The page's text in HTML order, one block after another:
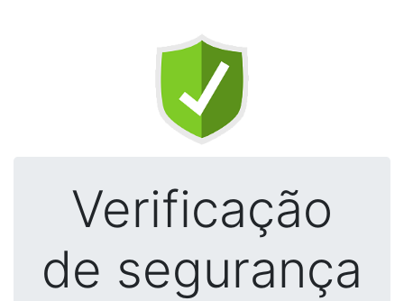
Verificação
de segurança